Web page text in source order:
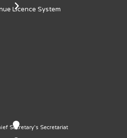
Licence System
Secretary's Secretariat